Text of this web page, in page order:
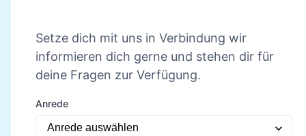
Setze dich mit uns in Verbindung wir
informieren dich gerne und stehen dir für
deine Fragen zur Verfügung.
Anrede